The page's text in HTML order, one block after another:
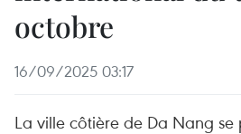
octobre
16/09/2025 03:17
La ville côtière de Da Nang